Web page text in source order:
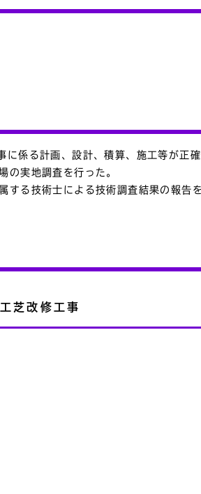
係る計画、設計、積算、施工等が正
の実地調査を行った。
る技術士による技術調査結果の報告
芝改修工事